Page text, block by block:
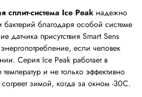
сплит-система Ice Peak надежно
бактерий благодаря особой системе
датчика присутствия Smart Sens
если человек
Серия Ice Peak работает в
и не только эффективно
зимой, когда за окном -30С.